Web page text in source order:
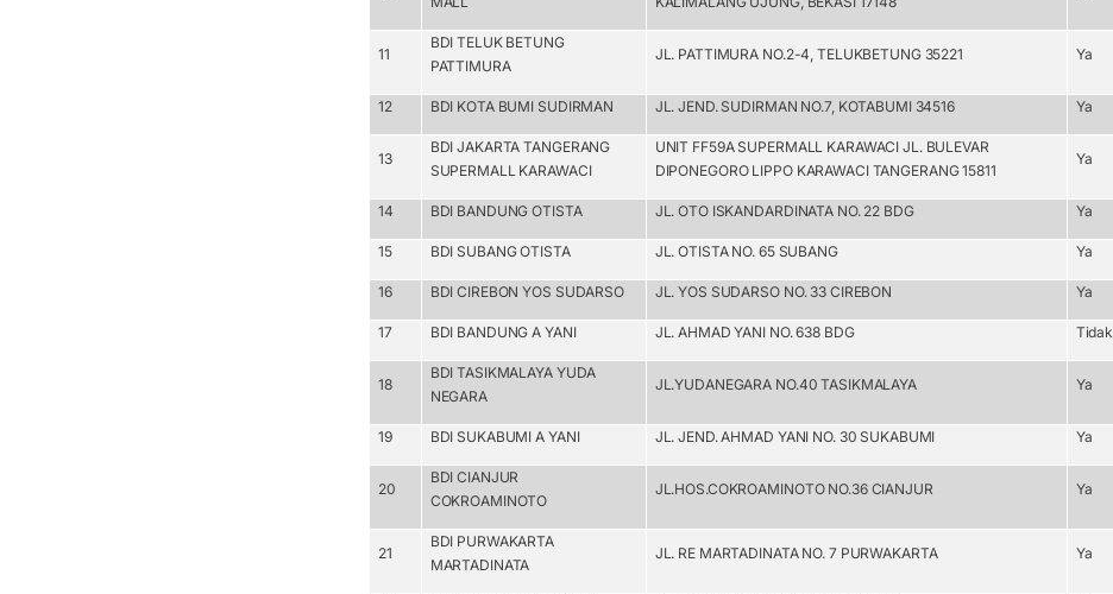
11
BDI TELUK BETUNG
PATTIMURA
JL. PATTIMURA NO.2-4, TELUKBETUNG 35221 Ya
12 BDI KOTA BUMI SUDIRMAN JL. JEND. SUDIRMAN NO.7, KOTABUMI 34516 Ya
13
BDI JAKARTA TANGERANG
SUPERMALL KARAWACI
UNIT FF59A SUPERMALL KARAWACI JL. BULEVAR
DIPONEGORO LIPPO KARAWACI TANGERANG 15811
Ya
14 BDI BANDUNG OTISTA JL. OTO ISKANDARDINATA NO. 22 BDG Ya
15 BDI SUBANG OTISTA JL. OTISTA NO. 65 SUBANG Ya
16 BDI CIREBON YOS SUDARSO JL. YOS SUDARSO NO. 33 CIREBON Ya
17 BDI BANDUNG A YANI JL. AHMAD YANI NO. 638 BDG Tidak
18
BDI TASIKMALAYA YUDA
NEGARA
JL.YUDANEGARA NO.40 TASIKMALAYA Ya
19 BDI SUKABUMI A YANI JL. JEND. AHMAD YANI NO. 30 SUKABUMI Ya
20
BDI CIANJUR
COKROAMINOTO
JL.HOS.COKROAMINOTO NO.36 CIANJUR Ya
21
BDI PURWAKARTA
MARTADINATA
JL. RE MARTADINATA NO. 7 PURWAKARTA Ya